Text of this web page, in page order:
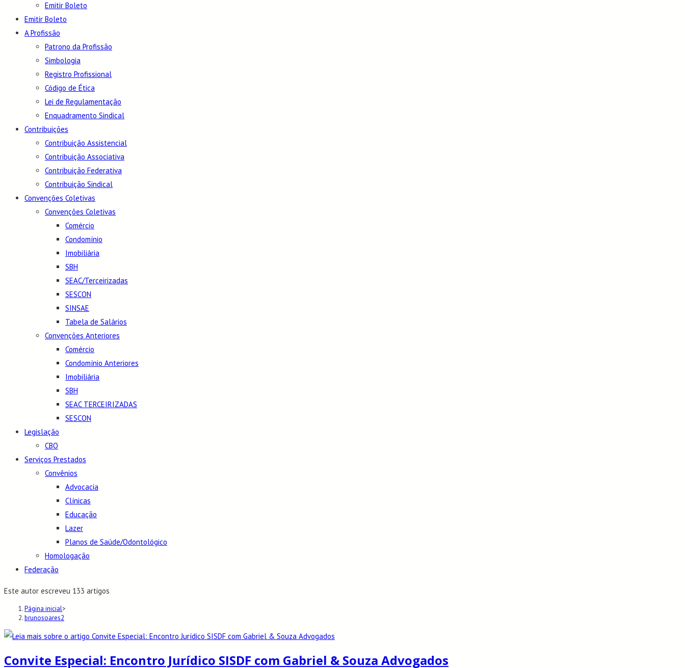
Emitir Boleto
Emitir Boleto
A Profissão
Patrono da Profissão
Simbologia
Registro Profissional
Código de Ética
Lei de Regulamentação
Enquadramento Sindical
Contribuições
Contribuição Assistencial
Contribuição Associativa
Contribuição Federativa
Contribuição Sindical
Convenções Coletivas
Convenções Coletivas
Comércio
Condomínio
Imobiliária
SBH
SEAC/Terceirizadas
SESCON
SINSAE
Tabela de Salários
Convenções Anteriores
Comércio
Condomínio Anteriores
Imobiliária
SBH
SEAC TERCEIRIZADAS
SESCON
Legislação
CBO
Serviços Prestados
Convênios
Advocacia
Clínicas
Educação
Lazer
Planos de Saúde/Odontológico
Homologação
Federação
Este autor escreveu 133 artigos
Página inicial>
brunosoares2
Convite Especial: Encontro Jurídico SISDF com Gabriel & Souza Advogados